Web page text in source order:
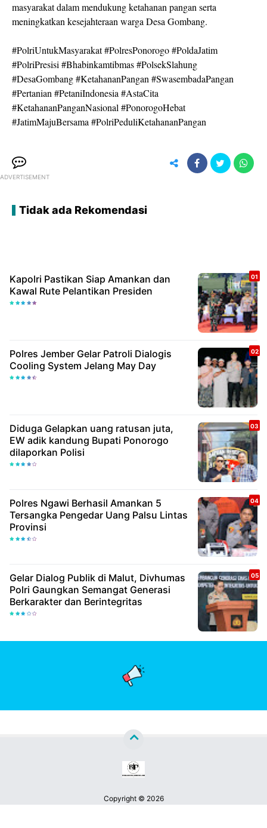
masyarakat dalam mendukung ketahanan pangan serta
meningkatkan kesejahteraan warga Desa Gombang.
#PolriUntukMasyarakat #PolresPonorogo #PoldaJatim
#PolriPresisi #Bhabinkamtibmas #PolsekSlahung
#DesaGombang #KetahananPangan #SwasembadaPangan
#Pertanian #PetaniIndonesia #AstaCita
#KetahananPanganNasional #PonorogoHebat
#JatimMajuBersama #PolriPeduliKetahananPangan
ADVERTISEMENT
Tidak ada Rekomendasi
Kapolri Pastikan Siap Amankan dan
Kawal Rute Pelantikan Presiden
Polres Jember Gelar Patroli Dialogis
Cooling System Jelang May Day
Diduga Gelapkan uang ratusan juta,
EW adik kandung Bupati Ponorogo
dilaporkan Polisi
Polres Ngawi Berhasil Amankan 5
Tersangka Pengedar Uang Palsu Lintas
Provinsi
Gelar Dialog Publik di Malut, Divhumas
Polri Gaungkan Semangat Generasi
Berkarakter dan Berintegritas
Copyright © 2026
Berita Jatim Pos™